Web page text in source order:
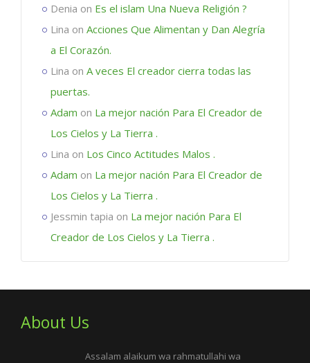
Denia on Es el islam Una Nueva Religión ?
Lina on Acciones Que Alimentan y Dan Alegría
a El Corazón.
Lina on A veces El creador cierra todas las
puertas.
Adam on La mejor nación Para El Creador de
Los Cielos y La Tierra .
Lina on Los Cinco Actitudes Malos .
Adam on La mejor nación Para El Creador de
Los Cielos y La Tierra .
Jessmin tapia on La mejor nación Para El
Creador de Los Cielos y La Tierra .
About Us
Assalam alaikum wa rahmatullahi wa